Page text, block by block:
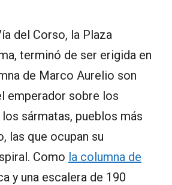
del Corso, la Plaza
terminó de ser erigida en
de Marco Aurelio son
emperador sobre los
sármatas, pueblos más
las que ocupan su
Como la columna de
y una escalera de 190